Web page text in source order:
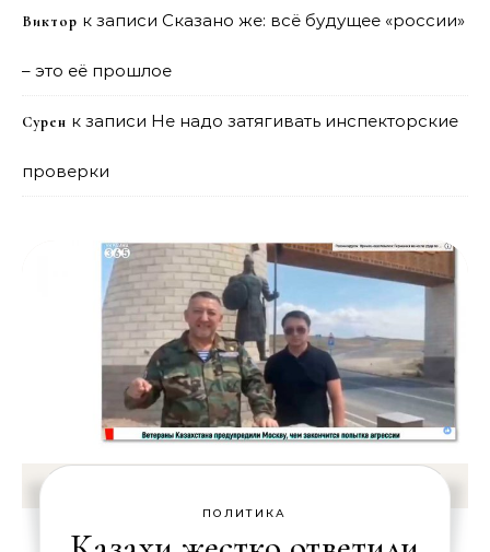
Виктор к записи Сказано же: всё будущее «россии»
– это её прошлое
Сурен к записи Не надо затягивать инспекторские
проверки
ПОЛИТИКА